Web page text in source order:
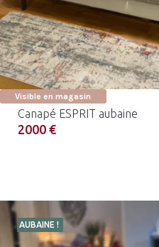
Visible en magasin
Canapé ESPRIT aubaine
2000 €
AUBAINE !